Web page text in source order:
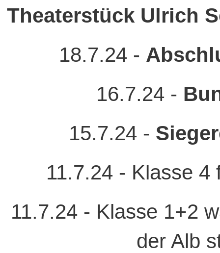
Theaterstück Ulrich
18.7.24 -
16.7.24 -
15.7.24 -
11.7.24 - Klasse
11.7.24 - Klasse 1+2
der Alb